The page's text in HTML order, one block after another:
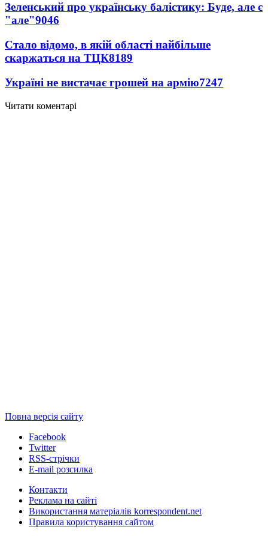
Зеленський про українську балістику: Буде, але є
"але"9046
Стало відомо, в якій області найбільше
скаржаться на ТЦК8189
Україні не вистачає грошей на армію7247
Читати коментарі
Повна версія сайту
Facebook
Twitter
RSS-стрічки
E-mail розсилка
Контакти
Реклама на сайті
Використання матеріалів korrespondent.net
Правила користування сайтом